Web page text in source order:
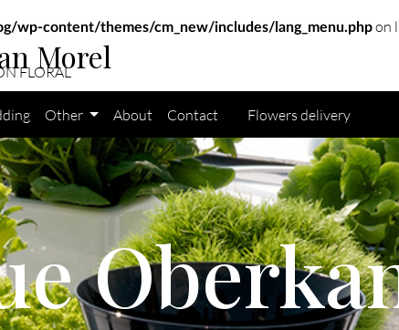
wp-content/themes/cm_new/includes/lang_menu.phpon
Morel
FLORAL
Other About Contact Flowers delivery